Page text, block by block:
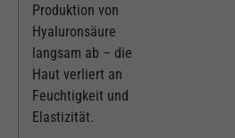
Produktion von
Hyaluronsäure
langsam ab – die
Haut verliert an
Feuchtigkeit und
Elastizität.